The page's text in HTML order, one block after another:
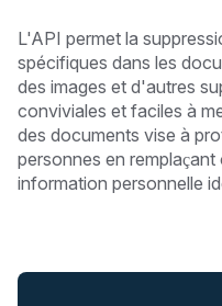
L'API permet la
spécifiques dans les
des images et d'autres
conviviales et faciles à
des documents vise à
personnes en
information personnelle